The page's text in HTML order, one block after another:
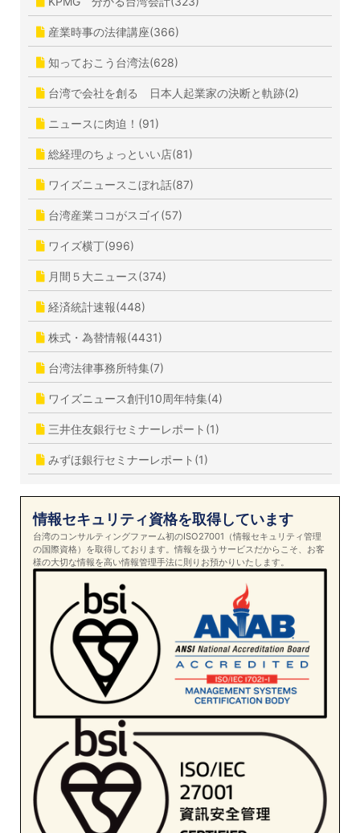
産業時事の法律講座(366)
知っておこう台湾法(628)
台湾で会社を創る 日本人起業家の決断と軌跡(2)
ニュースに肉迫！(91)
総経理のちょっといい店(81)
ワイズニュースこぼれ話(87)
台湾産業ココがスゴイ(57)
ワイズ横丁(996)
月間５大ニュース(374)
経済統計速報(448)
株式・為替情報(4431)
台湾法律事務所特集(7)
ワイズニュース創刊10周年特集(4)
三井住友銀行セミナーレポート(1)
みずほ銀行セミナーレポート(1)
情報セキュリティ資格を取得しています
台湾のコンサルティングファーム初のISO27001（情報セキュリティ管理
の国際資格）を取得しております。情報を扱うサービスだからこそ、お客
様の大切な情報を高い情報管理手法に則りお預かりいたします。